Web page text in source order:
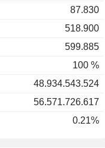
87.830
518.900
599.885
100 %
48.934.543.524
56.571.726.617
0.21%